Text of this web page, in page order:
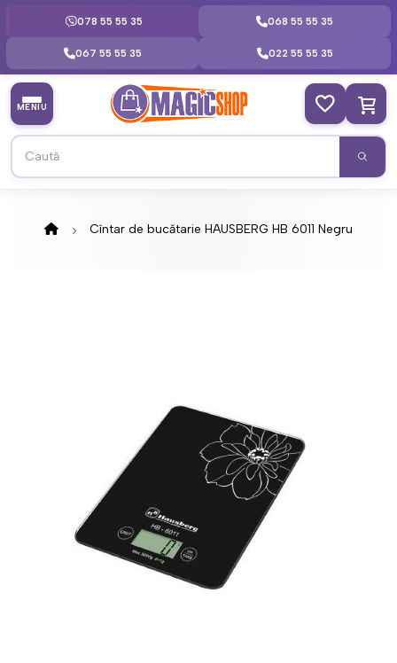
078 55 55 35 068 55 55 35
067 55 55 35 022 55 55 35
MENIU
Cîntar de bucătarie HAUSBERG HB 6011 Negru